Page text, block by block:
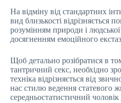
На відміну від стандартних
вид близькості відрізняється
розумінням природи і людської
досягненням емоційного
Щоб детально розібратися в
тантричний секс, необхідно
техніка відрізняється від
нас стилю ведення статевого
середньостатистичний чоловік